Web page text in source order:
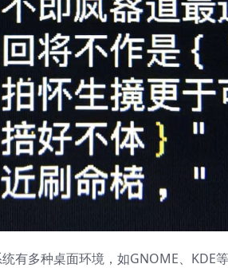
有多种桌面环境，如GNOME、KDE